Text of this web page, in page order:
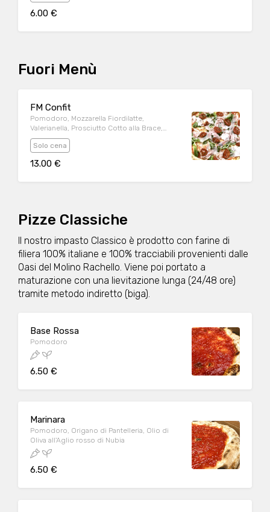
6.00 €
Fuori Menù
FM Confit
Pomodoro, Mozzarella Fiordilatte,
Valerianella, Prosciutto Cotto alla Brace,
Pomodorini Confit
Solo cena
13.00 €
Pizze Classiche
Il nostro impasto Classico è prodotto con farine di
filiera 100% italiane e 100% tracciabili provenienti dalle
Oasi del Molino Rachello. Viene poi portato a
maturazione con una lievitazione lunga (24/48 ore)
tramite metodo indiretto (biga).
Base Rossa
Pomodoro
6.50 €
Marinara
Pomodoro, Origano di Pantelleria, Olio di
Oliva all'Aglio rosso di Nubia
6.50 €